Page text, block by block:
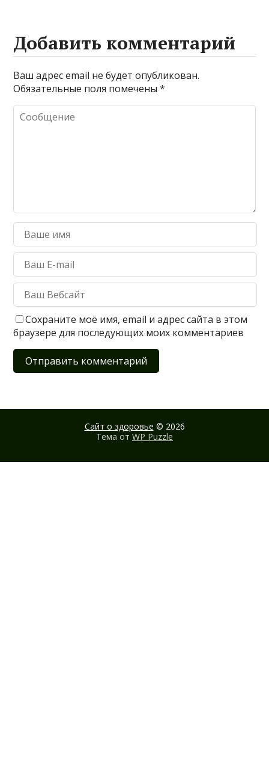
Добавить комментарий
Ваш адрес email не будет опубликован.
Обязательные поля помечены*
Сохраните моё имя, email и адрес сайта в этом
браузере для последующих моих комментариев
Сайт о здоровье © 2026
Тема от WP Puzzle